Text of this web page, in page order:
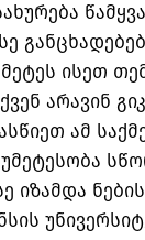
ისეთ
არავინ
ამ
იზამდა